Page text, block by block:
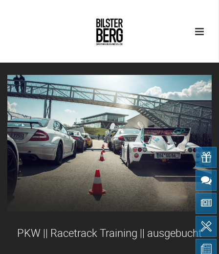
PKW || Racetrack Training || ausgebucht